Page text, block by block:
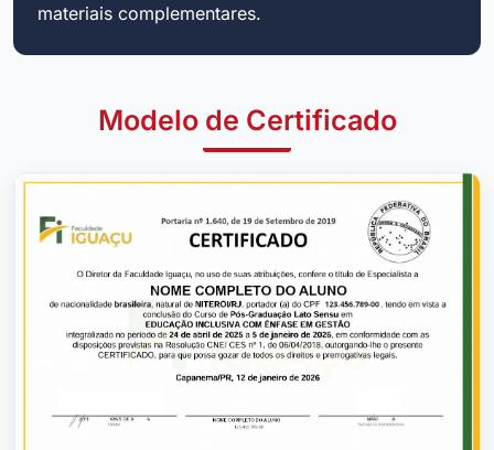
materiais complementares.
Modelo de Certificado